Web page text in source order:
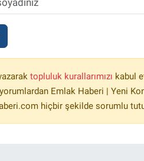
topluluk kurallarımızı kabul
yorumlardan Emlak Haberi | Yeni
hiçbir şekilde sorumlu